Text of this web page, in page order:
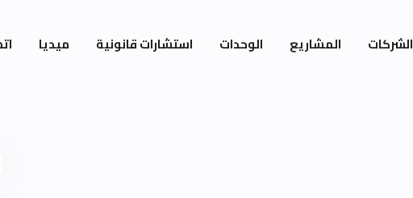
الشركات المشاريع الوحدات استشارات قانونية ميديا